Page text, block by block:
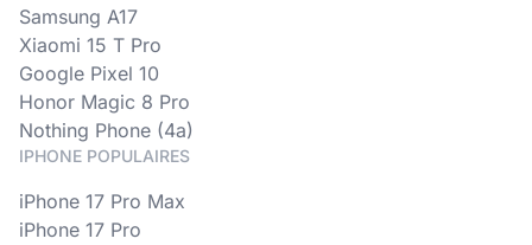
Samsung A17
Xiaomi 15 T Pro
Google Pixel 10
Honor Magic 8 Pro
Nothing Phone (4a)
IPHONE POPULAIRES
iPhone 17 Pro Max
iPhone 17 Pro